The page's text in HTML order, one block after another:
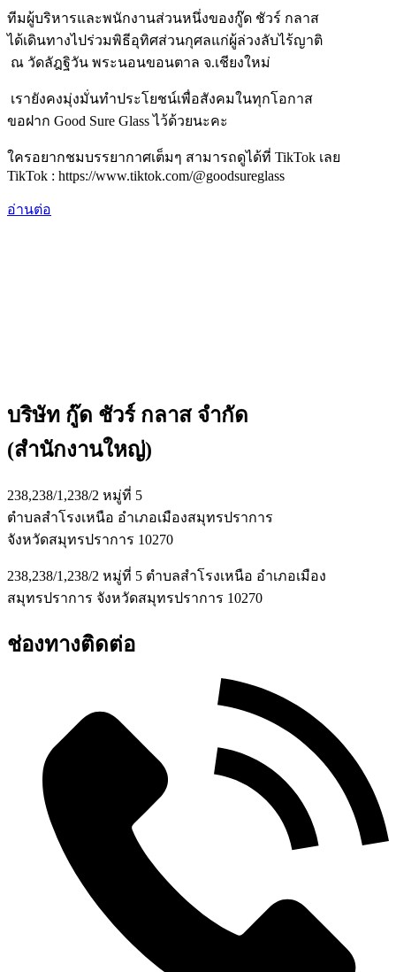
ทีมผู้บริหารและพนักงานส่วนหนึ่งของกู๊ด ชัวร์ กลาส
ได้เดินทางไปร่วมพิธีอุทิศส่วนกุศลแก่ผู้ล่วงลับไร้ญาติ
ณ วัดลัฎฐิวัน พระนอนขอนตาล จ.เชียงใหม่
เรายังคงมุ่งมั่นทำประโยชน์เพื่อสังคมในทุกโอกาส
ขอฝาก Good Sure Glass ไว้ด้วยนะคะ
ใครอยากชมบรรยากาศเต็มๆ สามารถดูได้ที่ TikTok เลย
TikTok : https://www.tiktok.com/@goodsureglass
อ่านต่อ
บริษัท กู๊ด ชัวร์ กลาส จำกัด
(สำนักงานใหญ่)
238,238/1,238/2 หมู่ที่ 5
ตำบลสำโรงเหนือ อำเภอเมืองสมุทรปราการ
จังหวัดสมุทรปราการ 10270
238,238/1,238/2 หมู่ที่ 5 ตำบลสำโรงเหนือ อำเภอเมือง
สมุทรปราการ จังหวัดสมุทรปราการ 10270
ช่องทางติดต่อ